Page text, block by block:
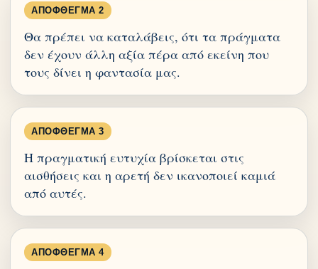
ΑΠΌΦΘΕΓΜΑ 2
Θα πρέπει να καταλάβεις, ότι τα πράγματα
δεν έχουν άλλη αξία πέρα από εκείνη που
τους δίνει η φαντασία μας.
ΑΠΌΦΘΕΓΜΑ 3
Η πραγματική ευτυχία βρίσκεται στις
αισθήσεις και η αρετή δεν ικανοποιεί καμιά
από αυτές.
ΑΠΌΦΘΕΓΜΑ 4